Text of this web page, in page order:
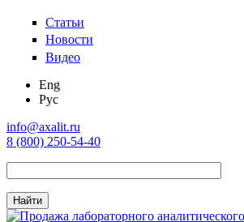
Статьи
Новости
Видео
Eng
Рус
info@axalit.ru
8 (800) 250-54-40